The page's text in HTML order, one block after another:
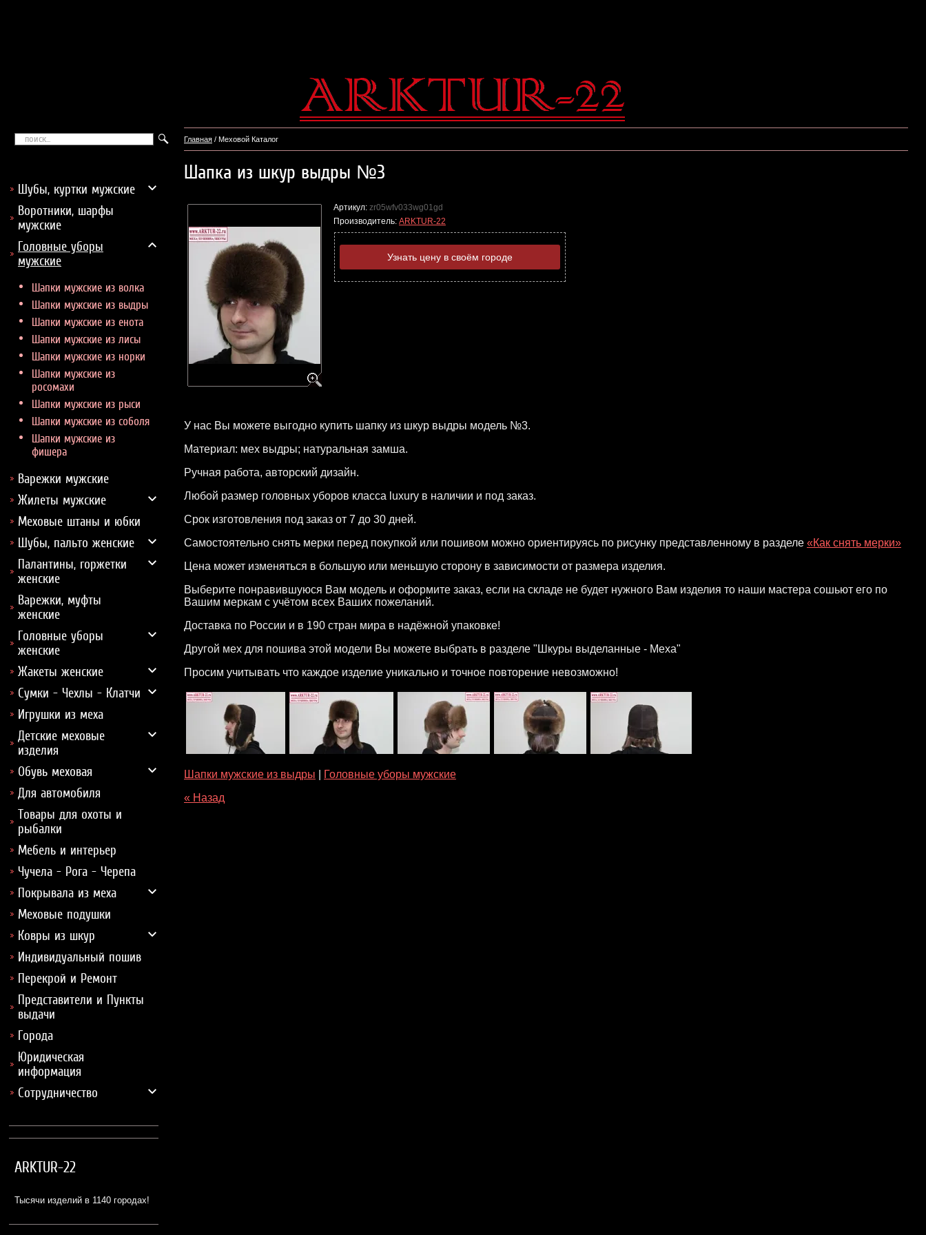
Шубы, куртки мужские
Воротники, шарфы
мужские
Головные уборы
мужские
Шапки мужские из волка
Шапки мужские из выдры
Шапки мужские из енота
Шапки мужские из лисы
Шапки мужские из норки
Шапки мужские из
росомахи
Шапки мужские из рыси
Шапки мужские из соболя
Шапки мужские из
фишера
Варежки мужские
Жилеты мужские
Меховые штаны и юбки
Шубы, пальто женские
Палантины, горжетки
женские
Варежки, муфты
женские
Головные уборы
женские
Жакеты женские
Сумки - Чехлы - Клатчи
Игрушки из меха
Детские меховые
изделия
Обувь меховая
Для автомобиля
Товары для охоты и
рыбалки
Мебель и интерьер
Чучела - Рога - Черепа
Покрывала из меха
Меховые подушки
Ковры из шкур
Индивидуальный пошив
Перекрой и Ремонт
Представители и Пункты
выдачи
Города
Юридическая
информация
Сотрудничество
ARKTUR-22
Тысячи изделий в 1140 городах!
Главная / Меховой Каталог
Шапка из шкур выдры №3
Артикул: zr05wfv033wg01gd
Производитель: ARKTUR-22
Узнать цену в своём городе
У нас Вы можете выгодно купить шапку из шкур выдры модель №3.
Материал: мех выдры; натуральная замша.
Ручная работа, авторский дизайн.
Любой размер головных уборов класса luxury в наличии и под заказ.
Срок изготовления под заказ от 7 до 30 дней.
Самостоятельно снять мерки перед покупкой или пошивом можно ориентируясь по рисунку представленному в разделе «Как снять мерки»
Цена может изменяться в большую или меньшую сторону в зависимости от размера изделия.
Выберите понравившуюся Вам модель и оформите заказ, если на складе не будет нужного Вам изделия то наши мастера сошьют его по
Вашим меркам с учётом всех Ваших пожеланий.
Доставка по России и в 190 стран мира в надёжной упаковке!
Другой мех для пошива этой модели Вы можете выбрать в разделе "Шкуры выделанные - Меха"
Просим учитывать что каждое изделие уникально и точное повторение невозможно!
Шапки мужские из выдры
Головные уборы мужские
« Назад